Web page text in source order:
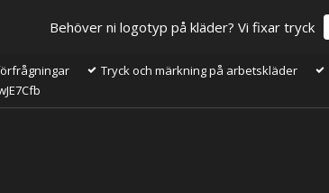
Behöver ni logotyp på kläder? Vi fixar tryck
Tryck och märkning på arbetskläder